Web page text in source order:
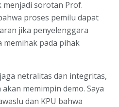
menjadi sorotan Prof.
proses pemilu dapat
jika penyelenggara
pada pihak
netralitas dan integritas,
memimpin demo. Saya
dan KPU bahwa